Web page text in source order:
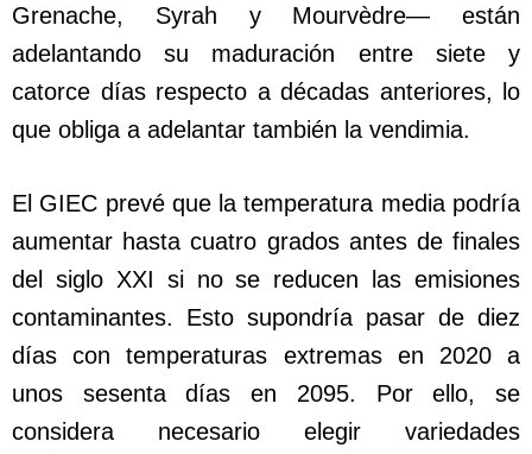
Grenache, Syrah y Mourvèdre— están
adelantando su maduración entre siete y
catorce días respecto a décadas anteriores, lo
que obliga a adelantar también la vendimia.
El GIEC prevé que la temperatura media podría
aumentar hasta cuatro grados antes de finales
del siglo XXI si no se reducen las emisiones
contaminantes. Esto supondría pasar de diez
días con temperaturas extremas en 2020 a
unos sesenta días en 2095. Por ello, se
considera necesario elegir variedades